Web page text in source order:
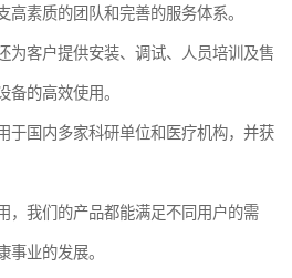
素质的团队和完善的服务体系。
为客户提供安装、调试、人员培训及售
备的高效使用。
于国内多家科研单位和医疗机构，并获
，我们的产品都能满足不同用户的需
事业的发展。